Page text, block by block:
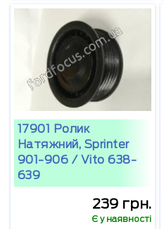
17901 Ролик
Натяжний, Sprinter
901-906 / Vito 638-
639
239 грн.
Є у наявності